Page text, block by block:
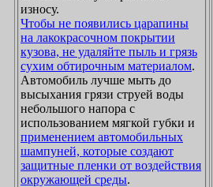
износу.
Чтобы не появились царапины
на лакокрасочном покрытии
кузова, не удаляйте пыль и грязь
сухим обтирочным материалом.
Автомобиль лучше мыть до
высыхания грязи струей воды
небольшого напора с
использованием мягкой губки и
применением автомобильных
шампуней, которые создают
защитные пленки от воздействия
окружающей среды.